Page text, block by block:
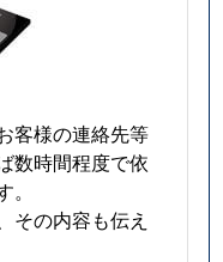
客様の連絡先等
数時間程度で依
その内容も伝え